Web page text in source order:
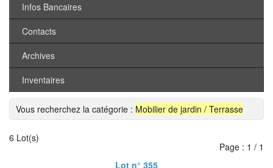
Infos Bancaires
Contacts
Archives
Inventaires
Vous recherchez la catégorie : Mobilier de jardin / Terrasse
6 Lot(s)
Page : 1 / 1
Lot n° 355